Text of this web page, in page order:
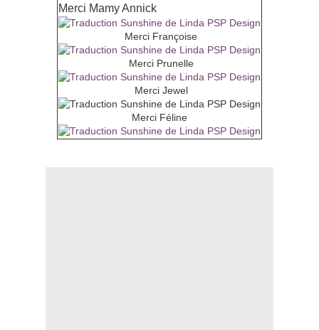
Merci Mamy Annick
Merci Françoise
Merci Prunelle
Merci Jewel
Merci Féline